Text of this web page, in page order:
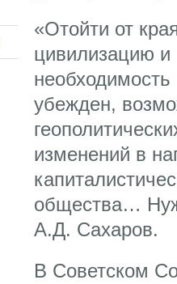
«Отойти от
цивилизацию и
убежден,
изменений в
общества…
А.Д. Сахаров.
В Советском